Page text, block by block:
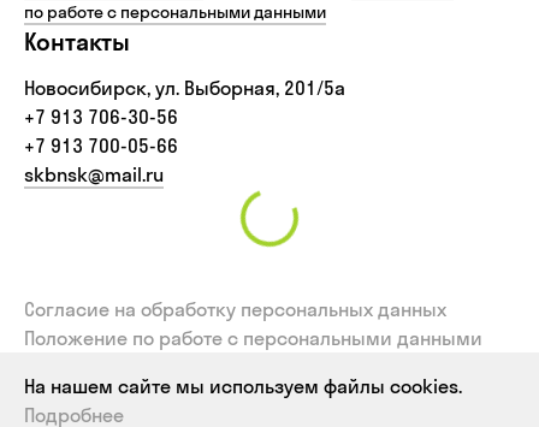
по работе с персональными данными
Контакты
Новосибирск, ул. Выборная, 201/5а
+7 913 706-30-56‬
+7 913 700-05-66
skbnsk@mail.ru
Согласие на обработку персональных данных
Положение по работе с персональными данными
Согласие на обработку персональных данных,
На нашем сайте мы используем файлы cookies.
Подробнее